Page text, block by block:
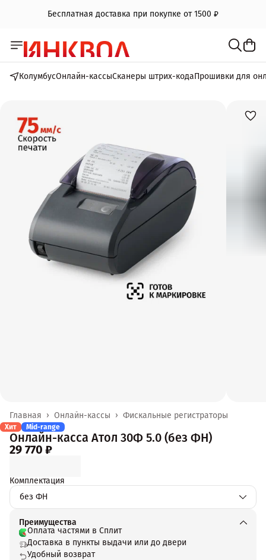
Бесплатная доставка при покупке от 1500 ₽
КолумбусОнлайн-кассыСканеры штрих-кодаПрошивки для
Фискальные регистраторы
Онлайн-кассы ›
Главная ›
Хит Mid-range
Онлайн-касса Атол 30Ф 5.0 (без ФН)
29 770 ₽
Комплектация
без ФН
Преимущества
Оплата частями в Сплит
Доставка в пункты выдачи или до двери
Удобный возврат